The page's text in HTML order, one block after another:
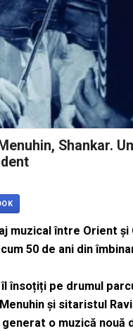
Shankar.
muzical între Orient
50 de ani din
însoțiți pe drumul
și sitaristul
o muzică